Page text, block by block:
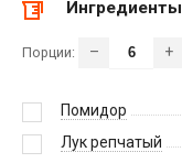
Ингредиенты
Порции: – +
Помидор
Лук репчатый